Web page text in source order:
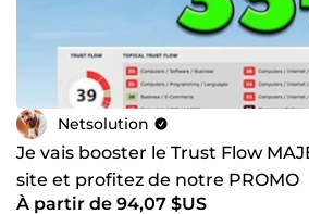
Netsolution
Je vais booster le Trust Flow
site et profitez de notre PROMO
À partir de 94,07 $US